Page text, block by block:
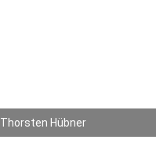
Thorsten Hübner